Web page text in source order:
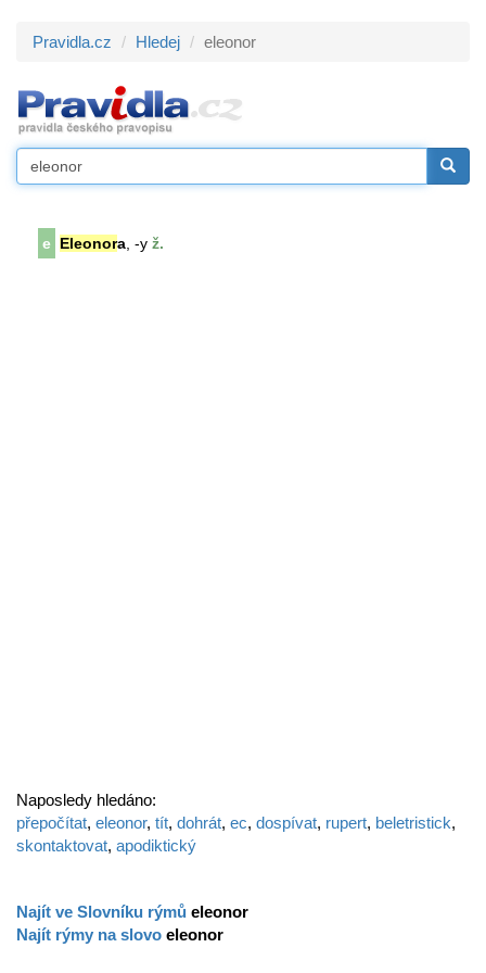
Pravidla.cz Hledej eleonor
e Eleonora , -y ž.
Naposledy hledáno:
přepočítat, eleonor, tít, dohrát, ec, dospívat, rupert, beletristick,
skontaktovat, apodiktický
Najít ve Slovníku rýmů eleonor
Najít rýmy na slovo eleonor